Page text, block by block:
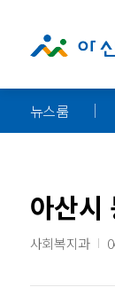
뉴스룸
아산시
사회복지과